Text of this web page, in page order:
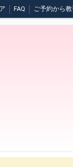
FAQ
悪天候時の運転